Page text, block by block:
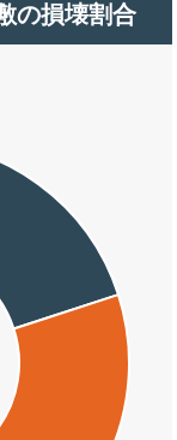
の損壊割合